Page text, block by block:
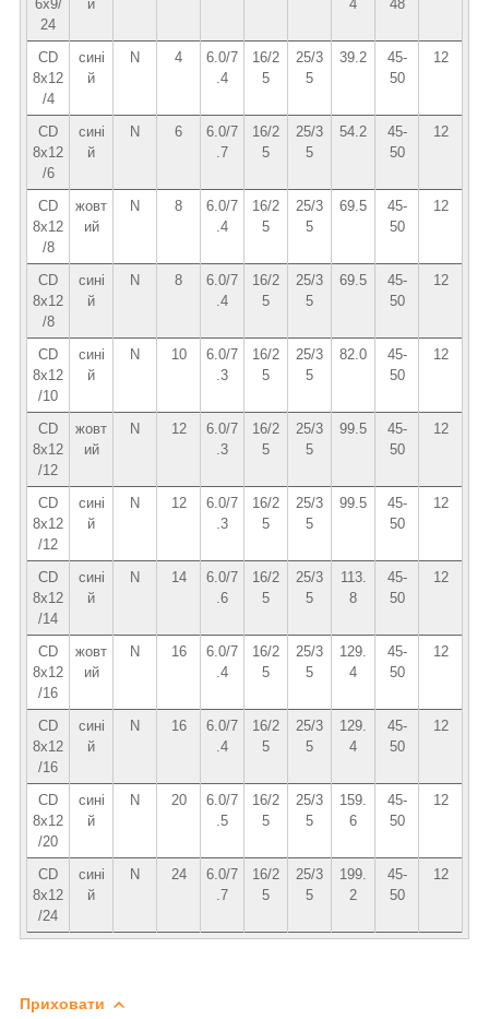
6x9/
24
й 4 48
CD
8x12
/4
сині
й
N 4
6.0/7
.4
16/2
5
25/3
5
39.2
45-
50
12
CD
8x12
/6
сині
й
N 6
6.0/7
.7
16/2
5
25/3
5
54.2
45-
50
12
CD
8х12
/8
жовт
ий
N 8
6.0/7
.4
16/2
5
25/3
5
69.5
45-
50
12
CD
8x12
/8
сині
й
N 8
6.0/7
.4
16/2
5
25/3
5
69.5
45-
50
12
CD
8x12
/10
сині
й
N 10
6.0/7
.3
16/2
5
25/3
5
82.0
45-
50
12
CD
8х12
/12
жовт
ий
N 12
6.0/7
.3
16/2
5
25/3
5
99.5
45-
50
12
CD
8x12
/12
сині
й
N 12
6.0/7
.3
16/2
5
25/3
5
99.5
45-
50
12
CD
8x12
/14
сині
й
N 14
6.0/7
.6
16/2
5
25/3
5
113.
8
45-
50
12
CD
8х12
/16
жовт
ий
N 16
6.0/7
.4
16/2
5
25/3
5
129.
4
45-
50
12
CD
8x12
/16
сині
й
N 16
6.0/7
.4
16/2
5
25/3
5
129.
4
45-
50
12
CD
8x12
/20
сині
й
N 20
6.0/7
.5
16/2
5
25/3
5
159.
6
45-
50
12
CD
8x12
/24
сині
й
N 24
6.0/7
.7
16/2
5
25/3
5
199.
2
45-
50
12
Приховати